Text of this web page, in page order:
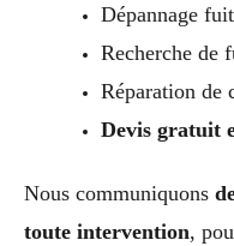
Dépannage
Recherche de
Réparation de
Devis gratuit
Nous communiquons
toute intervention,